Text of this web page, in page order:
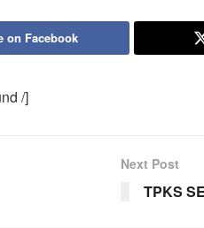
on Facebook
/]
Next Post
TPKS